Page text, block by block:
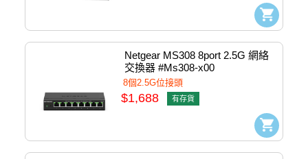
Netgear MS308 8port 2.5G 網絡
交換器 #Ms308-x00
8個2.5G位接頭
$1,688 有存貨